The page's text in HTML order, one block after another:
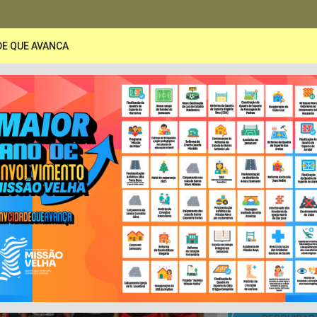
PORTAL DA TRANSPARÊNCIA
Secretarias Publicações LRF e Contas
QUE AVANCA